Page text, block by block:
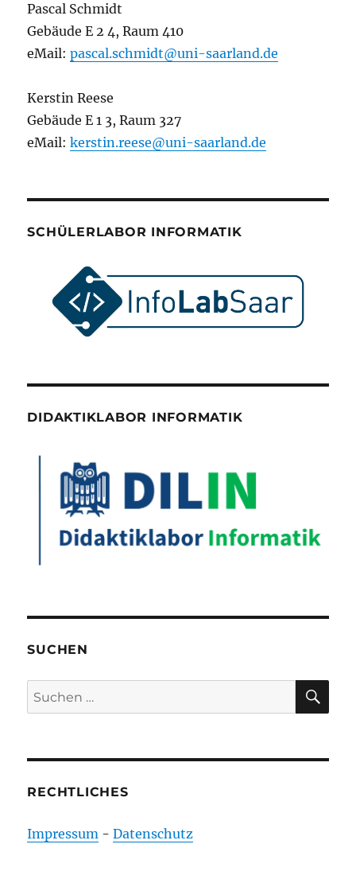
Pascal Schmidt
Gebäude E 2 4, Raum 410
eMail:pascal.schmidt@uni-saarland.de
Kerstin Reese
Gebäude E 1 3, Raum 327
eMail:kerstin.reese@uni-saarland.de
SCHÜLERLABOR INFORMATIK
DIDAKTIKLABOR INFORMATIK
SUCHEN
Suchen
nach:
RECHTLICHES
Impressum -Datenschutz